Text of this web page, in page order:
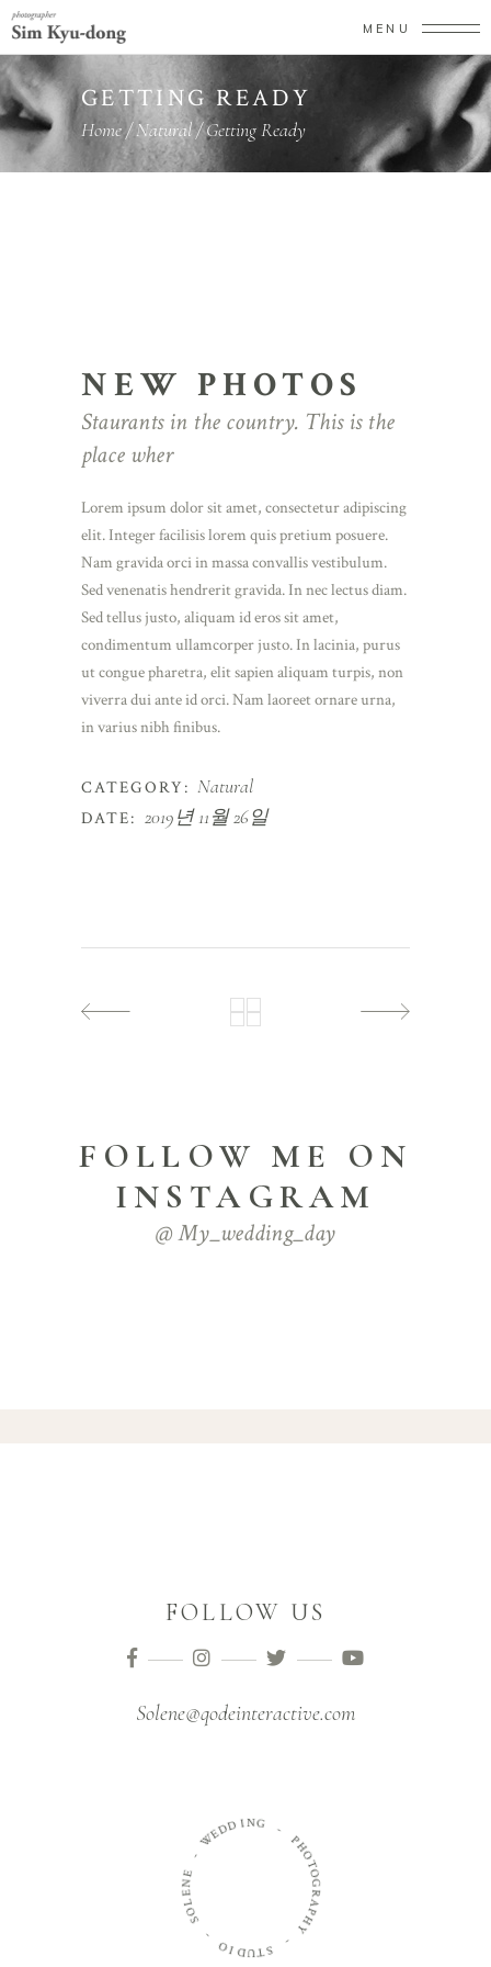
MENU
GETTING READY
Home/Natural/Getting Ready
NEW PHOTOS
Staurants in the country. This is the
place wher
Lorem ipsum dolor sit amet, consectetur adipiscing
elit. Integer facilisis lorem quis pretium posuere.
Nam gravida orci in massa convallis vestibulum.
Sed venenatis hendrerit gravida. In nec lectus diam.
Sed tellus justo, aliquam id eros sit amet,
condimentum ullamcorper justo. In lacinia, purus
ut congue pharetra, elit sapien aliquam turpis, non
viverra dui ante id orci. Nam laoreet ornare urna,
in varius nibh finibus.
CATEGORY: Natural
DATE: 2019년 11월 26일
FOLLOW ME ON
INSTAGRAM
@ My_wedding_day
FOLLOW US
Solene@qodeinteractive.com
-
WEDDING -
PH
O
T
O
G
R
A
P
H
Y
-
S
T
U
D
I
O
-
S
O
L
E
N
E